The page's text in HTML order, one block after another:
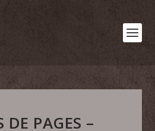
DE PAGES –